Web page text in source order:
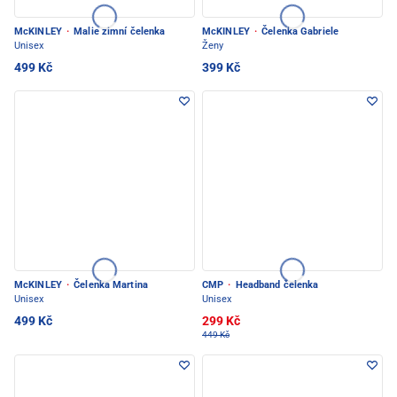
McKINLEY · Malie zimní čelenka
Unisex
499 Kč
McKINLEY · Čelenka Gabriele
Ženy
399 Kč
McKINLEY · Čelenka Martina
Unisex
499 Kč
CMP ·
Headband čelenka
Unisex
299 Kč
449 Kč